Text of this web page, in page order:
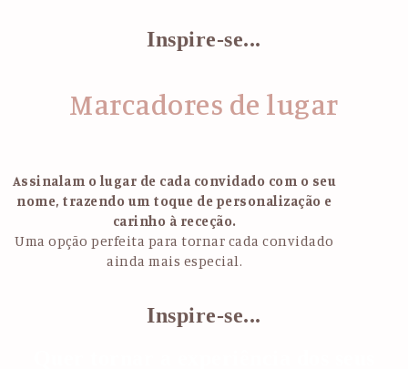
Inspire-se...
Marcadores de lugar
Assinalam o lugar de cada convidado com o seu
nome, trazendo um toque de personalização e
carinho à receção.
Uma opção perfeita para tornar cada convidado
ainda mais especial.
Inspire-se...